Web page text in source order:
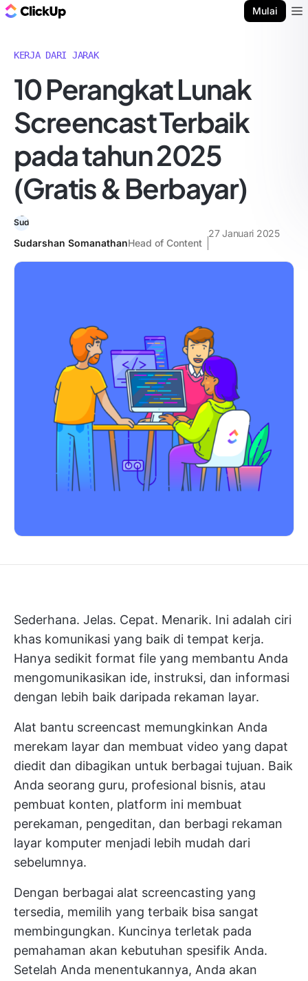
Mulai
KERJA DARI JARAK
10 Perangkat Lunak
Screencast Terbaik
pada tahun 2025
(Gratis & Berbayar)
Sudarshan SomanathanHead of Content
27 Januari 2025
Sederhana. Jelas. Cepat. Menarik. Ini adalah ciri
khas komunikasi yang baik di tempat kerja.
Hanya sedikit format file yang membantu Anda
mengomunikasikan ide, instruksi, dan informasi
dengan lebih baik daripada rekaman layar.
Alat bantu screencast memungkinkan Anda
merekam layar dan membuat video yang dapat
diedit dan dibagikan untuk berbagai tujuan. Baik
Anda seorang guru, profesional bisnis, atau
pembuat konten, platform ini membuat
perekaman, pengeditan, dan berbagi rekaman
layar komputer menjadi lebih mudah dari
sebelumnya.
Dengan berbagai alat screencasting yang
tersedia, memilih yang terbaik bisa sangat
membingungkan. Kuncinya terletak pada
pemahaman akan kebutuhan spesifik Anda.
Setelah Anda menentukannya, Anda akan